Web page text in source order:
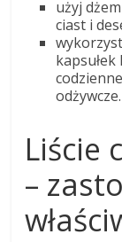
użyj
ciast i
odżywcze.
Liście
–